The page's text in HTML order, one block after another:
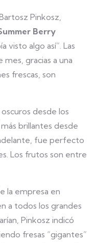
Pinkosz,
Berry
visto algo así”. Las
gracias a una
frescas, son
desde los
brillantes desde
fue perfecto
Los frutos son entre
la empresa en
a todos los grandes
Pinkosz indicó
fresas “gigantes”